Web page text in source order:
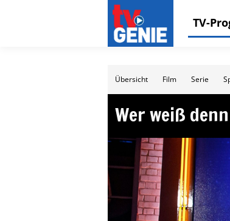
TV-
Übersicht Film Serie
Wer weiß